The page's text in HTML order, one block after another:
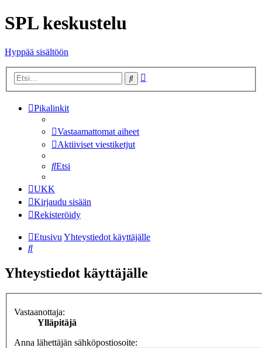
SPL keskustelu
Hyppää sisältöön
Etsi
Pikalinkit
Vastaamattomat aiheet
Aktiiviset viestiketjut
Etsi
UKK
Kirjaudu sisään
Rekisteröidy
EtusivuYhteystiedot käyttäjälle
Etsi
Yhteystiedot käyttäjälle
Vastaanottaja:
Ylläpitäjä
Anna lähettäjän sähköpostiosoite: